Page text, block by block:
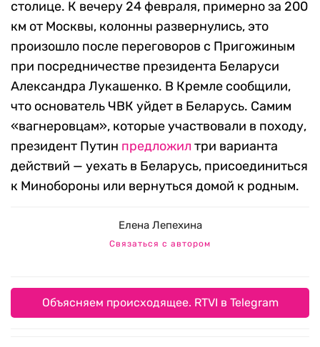
столице. К вечеру 24 февраля, примерно за 200
км от Москвы, колонны развернулись, это
произошло после переговоров с Пригожиным
при посредничестве президента Беларуси
Александра Лукашенко. В Кремле сообщили,
что основатель ЧВК уйдет в Беларусь. Самим
«вагнеровцам», которые участвовали в походу,
президент Путин предложил три варианта
действий — уехать в Беларусь, присоединиться
к Минобороны или вернуться домой к родным.
Елена Лепехина
Связаться с автором
Объясняем происходящее. RTVI в Telegram